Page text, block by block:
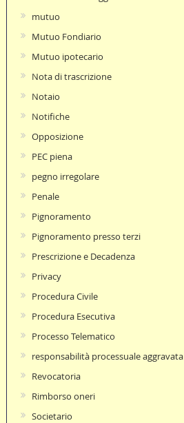
mutuo
Mutuo Fondiario
Mutuo ipotecario
Nota di trascrizione
Notaio
Notifiche
Opposizione
PEC piena
pegno irregolare
Penale
Pignoramento
Pignoramento presso terzi
Prescrizione e Decadenza
Privacy
Procedura Civile
Procedura Esecutiva
Processo Telematico
responsabilità processuale aggravata
Revocatoria
Rimborso oneri
Societario